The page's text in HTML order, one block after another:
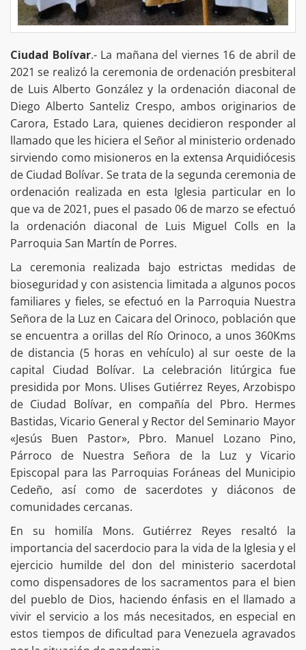
Ciudad Bolívar.- La mañana del viernes 16 de abril de
2021 se realizó la ceremonia de ordenación presbiteral
de Luis Alberto González y la ordenación diaconal de
Diego Alberto Santeliz Crespo, ambos originarios de
Carora, Estado Lara, quienes decidieron responder al
llamado que les hiciera el Señor al ministerio ordenado
sirviendo como misioneros en la extensa Arquidiócesis
de Ciudad Bolívar. Se trata de la segunda ceremonia de
ordenación realizada en esta Iglesia particular en lo
que va de 2021, pues el pasado 06 de marzo se efectuó
la ordenación diaconal de Luis Miguel Colls en la
Parroquia San Martín de Porres.
La ceremonia realizada bajo estrictas medidas de
bioseguridad y con asistencia limitada a algunos pocos
familiares y fieles, se efectuó en la Parroquia Nuestra
Señora de la Luz en Caicara del Orinoco, población que
se encuentra a orillas del Río Orinoco, a unos 360Kms
de distancia (5 horas en vehículo) al sur oeste de la
capital Ciudad Bolívar. La celebración litúrgica fue
presidida por Mons. Ulises Gutiérrez Reyes, Arzobispo
de Ciudad Bolívar, en compañía del Pbro. Hermes
Bastidas, Vicario General y Rector del Seminario Mayor
«Jesús Buen Pastor», Pbro. Manuel Lozano Pino,
Párroco de Nuestra Señora de la Luz y Vicario
Episcopal para las Parroquias Foráneas del Municipio
Cedeño, así como de sacerdotes y diáconos de
comunidades cercanas.
En su homilía Mons. Gutiérrez Reyes resaltó la
importancia del sacerdocio para la vida de la Iglesia y el
ejercicio humilde del don del ministerio sacerdotal
como dispensadores de los sacramentos para el bien
del pueblo de Dios, haciendo énfasis en el llamado a
vivir el servicio a los más necesitados, en especial en
estos tiempos de dificultad para Venezuela agravados